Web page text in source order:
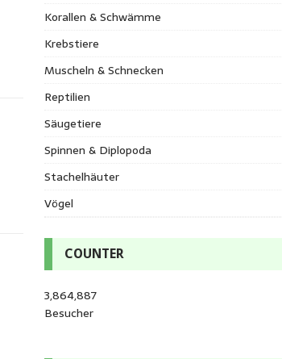
Korallen & Schwämme
Krebstiere
Muscheln & Schnecken
Reptilien
Säugetiere
Spinnen & Diplopoda
Stachelhäuter
Vögel
COUNTER
3,864,887
Besucher